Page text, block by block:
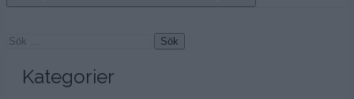
Sök
Kategorier